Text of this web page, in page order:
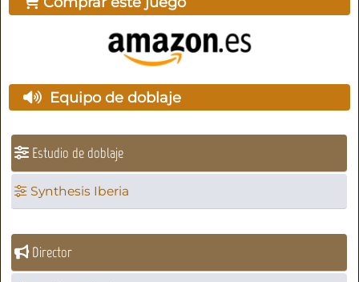
Equipo de doblaje
Estudio de doblaje
Synthesis Iberia
Director